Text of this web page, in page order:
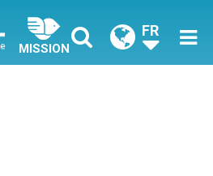
MISSION
FR